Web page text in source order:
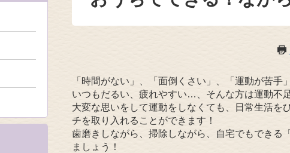
「時間がない」、「面倒くさい」、「運動が苦
いつもだるい、疲れやすい…、そんな方は運動不
大変な思いをして運動をしなくても、日常生活を
チを取り入れることができます！
歯磨きしながら、掃除しながら、自宅でもできる
ましょう！